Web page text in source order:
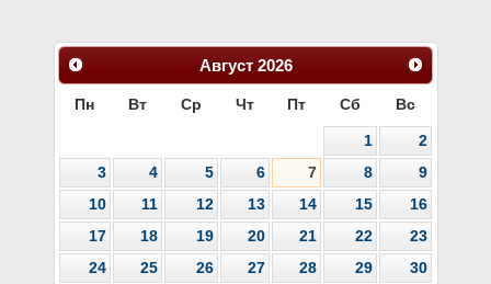
Август 2026
Пн Вт Ср Чт Пт Сб Вс
1
2
3
4 5 6 7 8
9
10
11 12 13 14 15
16
17
18 19 20 21 22
23
24
25 26 27 28 29
30